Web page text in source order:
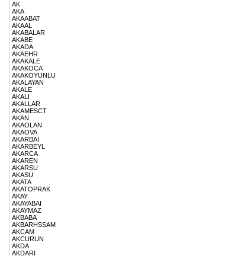
AK
AKA
AKAABAT
AKAAL
AKABALAR
AKABE
AKADA
AKAEHR
AKAKALE
AKAKOCA
AKAKOYUNLU
AKALAYAN
AKALE
AKALI
AKALLAR
AKAMESCT
AKAN
AKAOLAN
AKAOVA
AKARBAI
AKARBEYL
AKARCA
AKAREN
AKARSU
AKASU
AKATA
AKATOPRAK
AKAY
AKAYABAI
AKAYMAZ
AKBABA
AKBARHSSAM
AKCAM
AKCURUN
AKDA
AKDARI